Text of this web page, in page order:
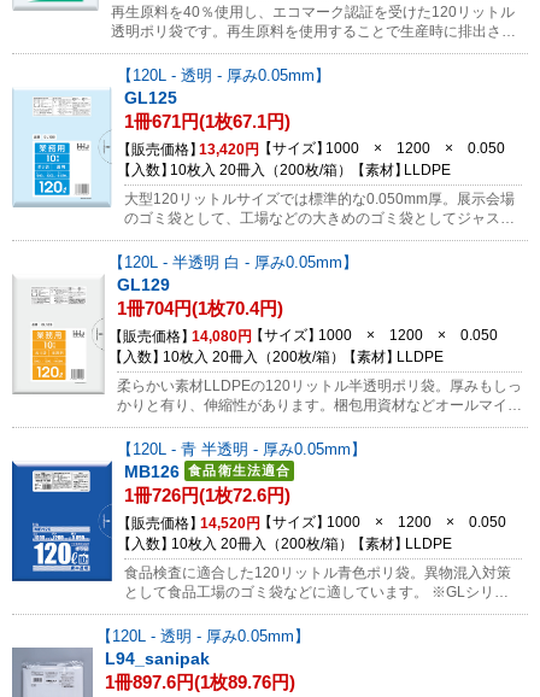
再生原料を40％使用し、エコマーク認証を受けた120リットル
透明ポリ袋です。再生原料を使用することで生産時に排出され
る二酸化炭素を約25％削減！主に国内で回収されたストレッチ
フィルムから作られた再生原料を使用しております。エコマー
ク認証を受けている為、グリーン購入法にも対応しています。
※製品本体にはエコマーク等の印刷はありません。※袋の表面
に細かな粒がありますが、品質に問題はございません。（フィ
ルムの強度等に影響はございません）サンプルのご依頼はコチ
ラから
120L - 透明 - 厚み0.05mm
GL125
1冊671円(1枚67.1円)
販売価格 13,420円 サイズ
1000 × 1200 × 0.050
入数
10枚入 20冊入（200枚/箱） 素材
LLDPE
大型120リットルサイズでは標準的な0.050mm厚。展示会場
のゴミ袋として、工場などの大きめのゴミ袋としてジャスト
フィットします。1枚ずつ取り出せるので便利です。
120L - 半透明 白 - 厚み0.05mm
GL129
1冊704円(1枚70.4円)
販売価格 14,080円 サイズ
1000 × 1200 × 0.050
入数
10枚入 20冊入（200枚/箱） 素材
LLDPE
柔らかい素材LLDPEの120リットル半透明ポリ袋。厚みもしっ
かりと有り、伸縮性があります。梱包用資材などオールマイテ
ィーです。中身はかなり見えにくくなります。
120L - 青 半透明 - 厚み0.05mm
MB126
1冊726円(1枚72.6円)
販売価格 14,520円 サイズ
1000 × 1200 × 0.050
入数
10枚入 20冊入（200枚/箱） 素材
LLDPE
食品検査に適合した120リットル青色ポリ袋。異物混入対策
として食品工場のゴミ袋などに適しています。 ※GLシリー
ズの青色とは色合いが異なります。参考画像は→コチラ
120L - 透明 - 厚み0.05mm
L94_sanipak
1冊897.6円(1枚89.76円)